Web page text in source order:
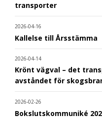
transporter
2026-04-16
Kallelse till Årsstämma
2026-04-14
Krönt vägval – det
avståndet för
2026-02-26
Bokslutskommuniké